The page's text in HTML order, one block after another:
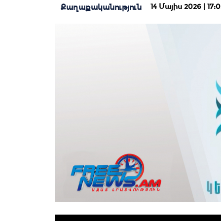
Քաղաքականություն 14 Մայիս 2026 |